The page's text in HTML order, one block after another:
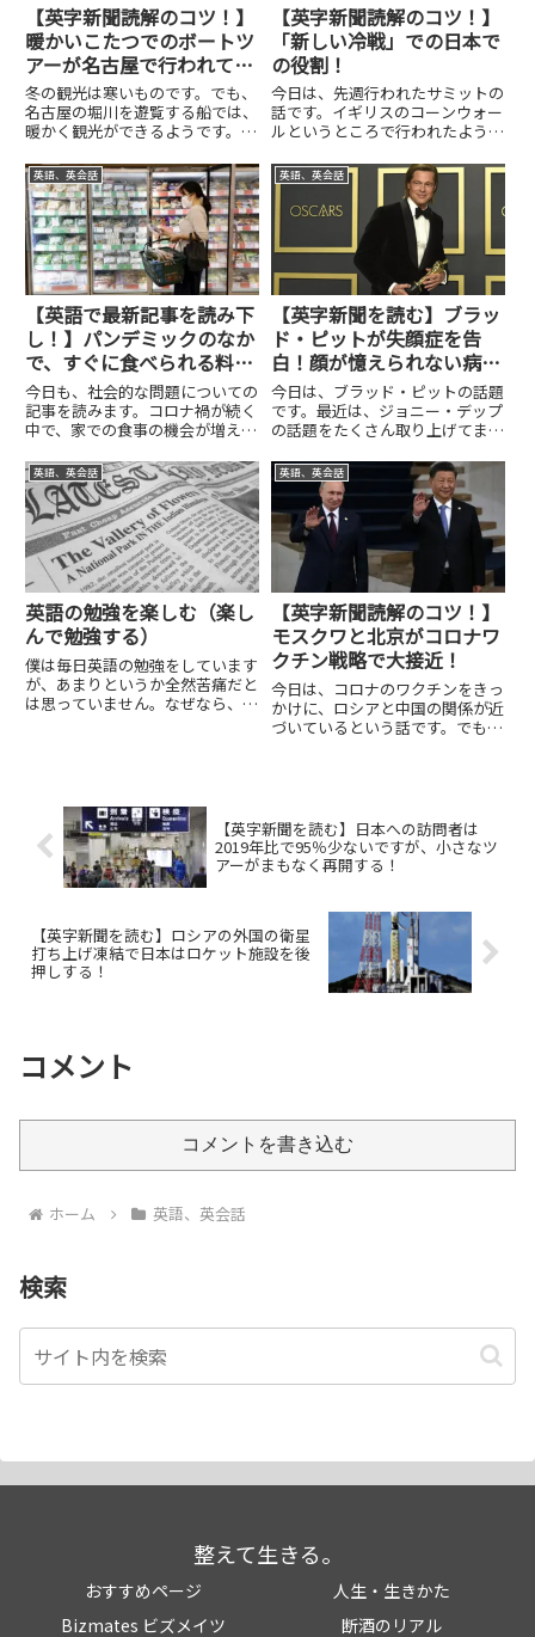
【英字新聞読解のコツ！】
暖かいこたつでのボートツ
アーが名古屋で行われてい
ます！
冬の観光は寒いものです。でも、
名古屋の堀川を遊覧する船では、
暖かく観光ができるようです。そ
ら…。こたつに入って、暖かく川
を遊覧する。そのような、名古屋
のこたつ船の話題を今日は取り上
げようと思います。では、ま
ず、...
【英字新聞読解のコツ！】
「新しい冷戦」での日本で
の役割！
今日は、先週行われたサミットの
話です。イギリスのコーンウォー
ルというところで行われたようで
んですが、中でも対中国との関係
について、いろいろコメントがあ
ったようです。そして、中国もそ
れに対して反論するようなこと
も...
英語、英会話
【英語で最新記事を読み下
し！】パンデミックのなか
で、すぐに食べられる料理
の売り上げが急増！
今日も、社会的な問題についての
記事を読みます。コロナ禍が続く
中で、家での食事の機会が増えて
や総菜の販売が伸びているようで
す。これは、家庭料理を作るとい
うことが大変になってきているこ
とも、要因のようです。では、
今...
英語、英会話
【英字新聞を読む】ブラッ
ド・ピットが失顔症を告
白！顔が憶えられない病気
とは？
今日は、ブラッド・ピットの話題
です。最近は、ジョニー・デップ
の話題をたくさん取り上げてまし
ということで、ブルース・ウィル
スの話題を取り上げたこともあり
ました。今回も、ブラッド・ピッ
トが障害のある病気にかかって
し...
英語、英会話
英語の勉強を楽しむ（楽し
んで勉強する）
僕は毎日英語の勉強をしています
が、あまりというか全然苦痛だと
は思っていません。なぜなら、英
英語、英会話
【英字新聞読解のコツ！】
モスクワと北京がコロナワ
クチン戦略で大接近！
今日は、コロナのワクチンをきっ
かけに、ロシアと中国の関係が近
づいているという話です。でも、
と中国が近づいている。さら
に、...
【英字新聞を読む】日本への訪問者は
2019年比で95％少ないですが、小さなツ
アーがまもなく再開する！
【英字新聞を読む】ロシアの外国の衛星
打ち上げ凍結で日本はロケット施設を後
押しする！
コメント
コメントを書き込む
ホーム 英語、英会話
検索
整えて生きる。
おすすめページ
人生・生きかた
Bizmates ビズメイツ
断酒のリアル